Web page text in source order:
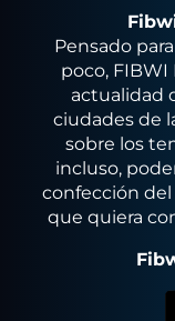
Pensado
poco, FIBWI
actualidad
ciudades de
sobre los
incluso,
confección
que quiera